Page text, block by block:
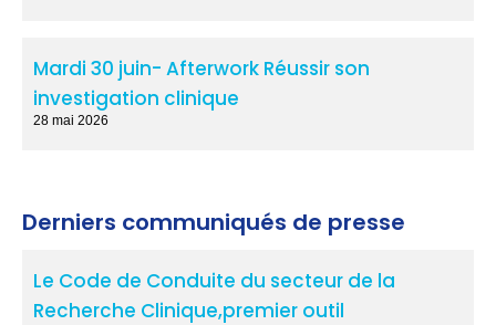
Mardi 30 juin- Afterwork Réussir son
investigation clinique
28 mai 2026
Derniers communiqués de presse
Le Code de Conduite du secteur de la
Recherche Clinique,premier outil